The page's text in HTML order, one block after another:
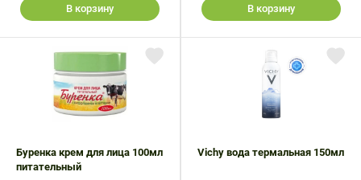
В корзину В корзину
Буренка крем для лица 100мл
питательный
Vichy вода термальная 150мл